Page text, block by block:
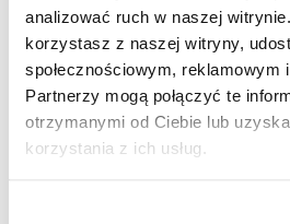
analizować ruch w naszej
korzystasz z naszej witryny,
społecznościowym, reklamowym
Partnerzy mogą połączyć te
otrzymanymi od Ciebie lub
korzystania z ich usług.